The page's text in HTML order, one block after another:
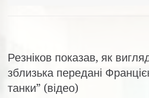
Резніков показав, як
зблизька передані
танки” (відео)